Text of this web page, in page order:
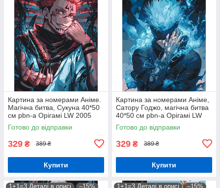
Картина за номерами Аніме.
Магічна битва, Сукуна 40*50
см pbn-a Орігамі LW 2005
Готово до відправки
329 ₴ 389 ₴
Купити
Картина за номерами Аніме,
Сатору Годжо, магічна битва
40*50 см pbn-a Орігамі LW
31230
Готово до відправки
329 ₴ 389 ₴
Купити
1+1=3 Деталі в описі –15% 1+1=3 Деталі в описі –15%